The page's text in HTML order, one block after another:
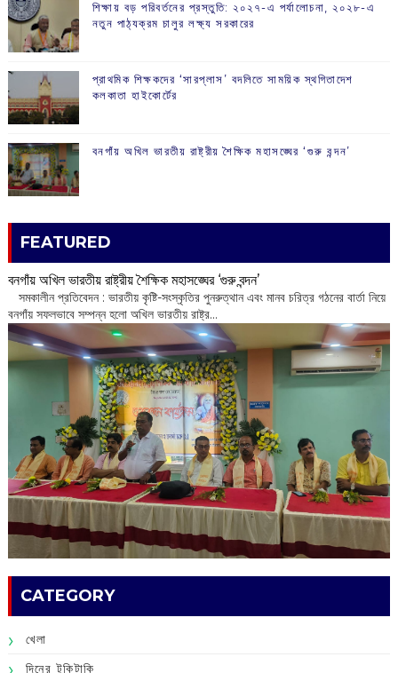
শিক্ষায় বড় পরিবর্তনের প্রস্তুতি: ২০২৭-এ পর্যালোচনা, ২০২৮-এ
নতুন পাঠ্যক্রম চালুর লক্ষ্য সরকারের
প্রাথমিক শিক্ষকদের ‘সারপ্লাস’ বদলিতে সাময়িক স্থগিতাদেশ
কলকাতা হাইকোর্টের
বনগাঁয় অখিল ভারতীয় রাষ্ট্রীয় শৈক্ষিক মহাসঙ্ঘের ‘গুরু বন্দন’
FEATURED
বনগাঁয় অখিল ভারতীয় রাষ্ট্রীয় শৈক্ষিক মহাসঙ্ঘের ‘গুরু বন্দন’
​ সমকালীন প্রতিবেদন : ভারতীয় কৃষ্টি-সংস্কৃতির পুনরুত্থান এবং মানব চরিত্র গঠনের বার্তা নিয়ে
বনগাঁয় সফলভাবে সম্পন্ন হলো অখিল ভারতীয় রাষ্ট্র...
CATEGORY
খেলা
দিনের টুকিটাকি